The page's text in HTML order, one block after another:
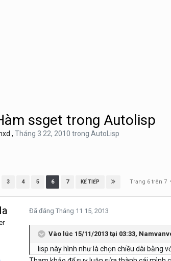
ssget trong Autolisp
, Tháng 3 22, 2010 trong AutoLisp
3 4 5 6 7 KẾ TIẾP Trang 6 trên 7
Đã đăng Tháng 11 15, 2013
Vào lúc 15/11/2013 tại 03:33,
lisp này hình như là chọn chiều dài bằng